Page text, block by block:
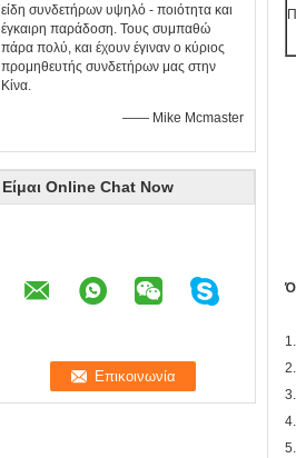
είδη συνδετήρων υψηλό - ποιότητα και
έγκαιρη παράδοση. Τους συμπαθώ
πάρα πολύ, και έχουν έγιναν ο κύριος
προμηθευτής συνδετήρων μας στην
Κίνα.
—— Mike Mcmaster
Είμαι Online Chat Now